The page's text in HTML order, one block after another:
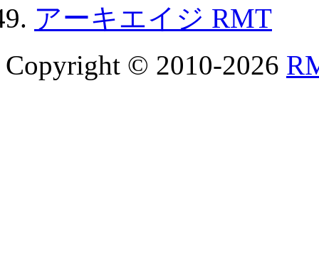
アーキエイジ RMT
Copyright © 2010-2026